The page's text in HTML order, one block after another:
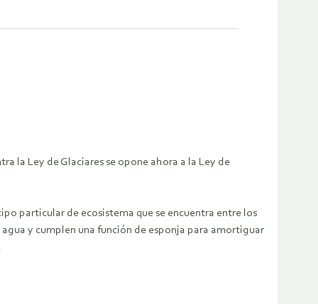
la Ley de Glaciares se opone ahora a la Ley de
particular de ecosistema que se encuentra entre los
y cumplen una función de esponja para amortiguar